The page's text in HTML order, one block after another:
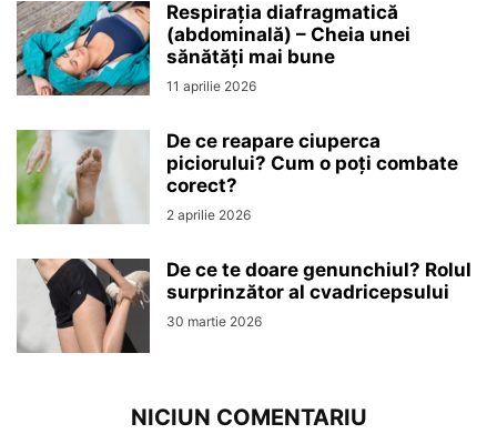
Respirația diafragmatică
(abdominală) – Cheia unei
sănătăți mai bune
11 aprilie 2026
De ce reapare ciuperca
piciorului? Cum o poți combate
corect?
2 aprilie 2026
De ce te doare genunchiul? Rolul
surprinzător al cvadricepsului
30 martie 2026
NICIUN COMENTARIU